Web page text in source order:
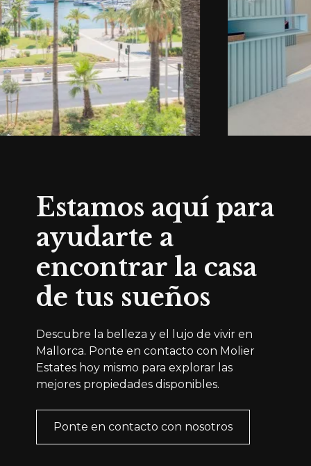
Estamos aquí para
ayudarte a
encontrar la casa
de tus sueños
Descubre la belleza y el lujo de vivir en
Mallorca. Ponte en contacto con Molier
Estates hoy mismo para explorar las
mejores propiedades disponibles.
Ponte en contacto con nosotros